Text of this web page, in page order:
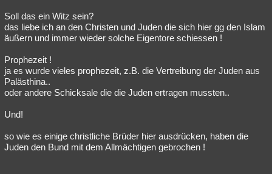
Soll das ein Witz sein?
das liebe ich an den Christen und Juden die sich hier gg den Islam
äußern und immer wieder solche Eigentore schiessen !
Prophezeit !
ja es wurde vieles prophezeit, z.B. die Vertreibung der Juden aus
Palästhina..
oder andere Schicksale die die Juden ertragen mussten..
Und!
so wie es einige christliche Brüder hier ausdrücken, haben die
Juden den Bund mit dem Allmächtigen gebrochen !